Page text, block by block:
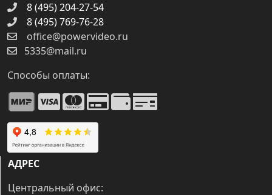
8 (495) 204-27-54
8 (495) 769-76-28
office@powervideo.ru
5335@mail.ru
Способы оплаты:
АДРЕС
Центральный офис: